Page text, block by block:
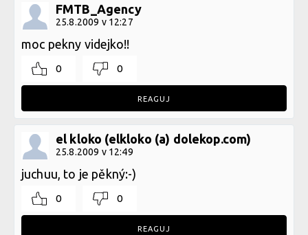
FMTB_Agency
25.8.2009 v 12:27
moc pekny videjko!!
0 0
REAGUJ
el kloko (elkloko (a) dolekop.com)
25.8.2009 v 12:49
juchuu, to je pěkný:-)
0 0
REAGUJ